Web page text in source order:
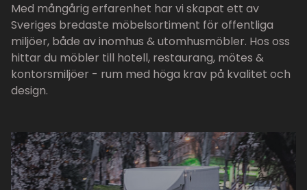
Med mångårig erfarenhet har vi skapat ett av
Sveriges bredaste möbelsortiment för offentliga
miljöer, både av inomhus & utomhusmöbler. Hos oss
hittar du möbler till hotell, restaurang, mötes &
kontorsmiljöer - rum med höga krav på kvalitet och
design.